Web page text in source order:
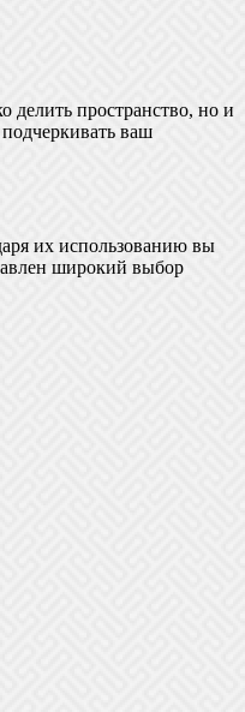
делить пространство, но и
ваш
их использованию вы
широкий выбор